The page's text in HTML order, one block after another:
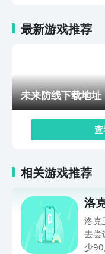
物形象，更是增添了
了，游戏精心打造了
凭借着别具一格的宠
丰富多样的探险旅程
中，玩家可以尽情
险剧情的层层推进
最新游戏推荐
未来防线下载地址
相关游戏推荐
洛
洛克
去尝
少